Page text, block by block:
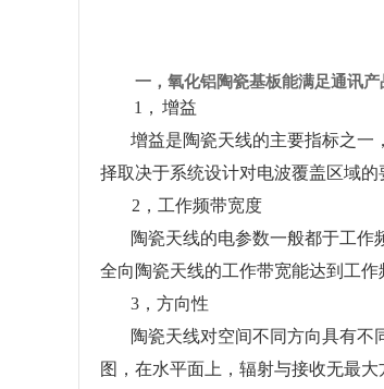
一， 氧化铝陶瓷基板能满足通讯产
1， 增益
增益是陶瓷天线的主要指标之一
择取决于系统设计对电波覆盖区域
2，工作频带宽度
陶瓷天线的电参数一般都于工
全向陶瓷天线的工作带宽能达到工作
3，方向性
陶瓷天线对空间不同方向具有不
图，在水平面上，辐射与接收无最